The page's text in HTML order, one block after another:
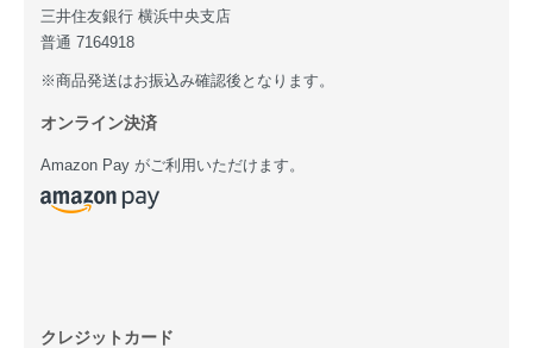
三井住友銀行 横浜中央支店
普通 7164918
※商品発送はお振込み確認後となります。
オンライン決済
Amazon Pay がご利用いただけます。
クレジットカード